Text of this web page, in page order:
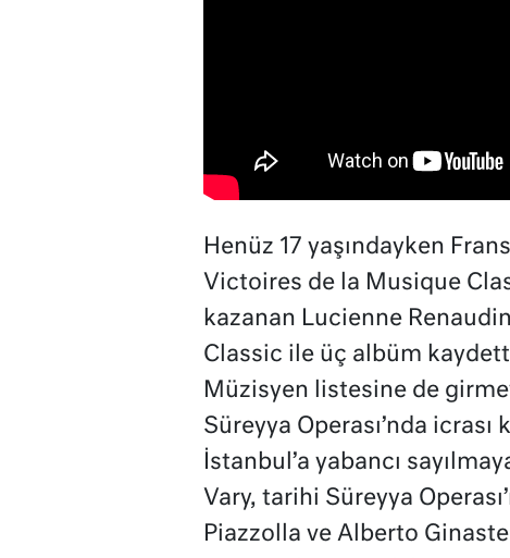
Henüz 17 yaşındayken
Victoires de la Musique
kazanan Lucienne
Classic ile üç albüm
Müzisyen listesine de
Süreyya Operası’nda
İstanbul’a yabancı
Vary, tarihi Süreyya
Piazzolla ve Alberto